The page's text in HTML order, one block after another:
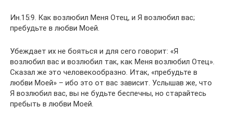
Ин.15:9. Как возлюбил Меня Отец, и Я возлюбил вас;
пребудьте в любви Моей.
Убеждает их не бояться и для сего говорит: «Я
возлюбил вас и возлюбил так, как Меня возлюбил Отец».
Сказал же это человекообразно. Итак, «пребудьте в
любви Моей» – ибо это от вас зависит. Услышав же, что
Я возлюбил вас, вы не будьте беспечны, но старайтесь
пребыть в любви Моей.